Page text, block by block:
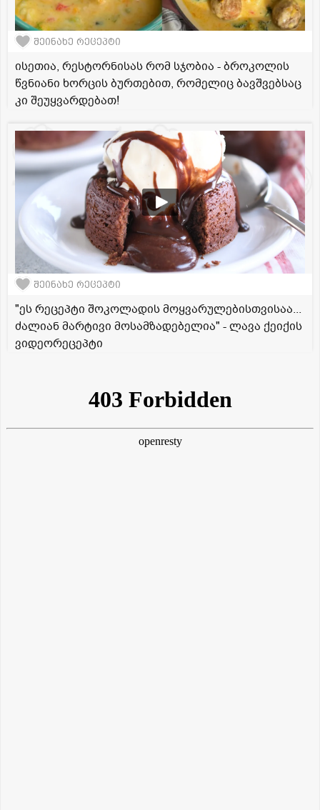
შეინახე რეცეპტი
ისეთია, რესტორნისას რომ სჯობია - ბროკოლის
წვნიანი ხორცის ბურთებით, რომელიც ბავშვებსაც
კი შეუყვარდებათ!
შეინახე რეცეპტი
"ეს რეცეპტი შოკოლადის მოყვარულებისთვისაა...
ძალიან მარტივი მოსამზადებელია" - ლავა ქეიქის
ვიდეორეცეპტი